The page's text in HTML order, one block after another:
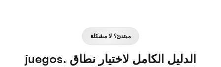
مبتدئ؟ لا مشكلة
الدليل الكامل لاختيار نطاق .juegos